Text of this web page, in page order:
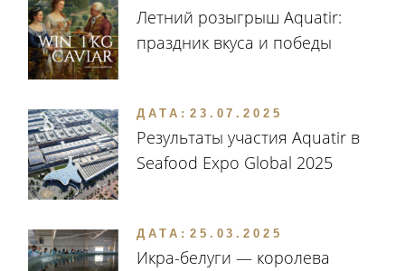
Летний розыгрыш Aquatir:
праздник вкуса и победы
ДАТА: 23.07.2025
Результаты участия Aquatir в
Seafood Expo Global 2025
ДАТА: 25.03.2025
Икра-белуги — королева